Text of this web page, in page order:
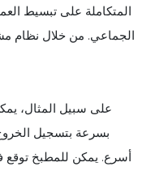
المتكاملة على تبسيط
الجماعي. من خلال نظام
على سبيل المثال،
بسرعة بتسجيل
أسرع. يمكن للمطبخ توقع